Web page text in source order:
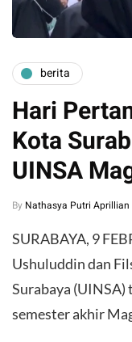
berita
Hari
Kota
UINSA
By Nathasya Putri Aprillian
SURABAYA, 9
Ushuluddin dan
Surabaya (UINSA)
semester akhir